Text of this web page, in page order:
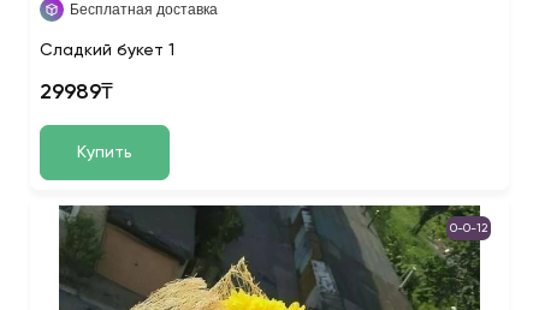
Бесплатная доставка
Сладкий букет 1
29989₸
Купить
0-0-12